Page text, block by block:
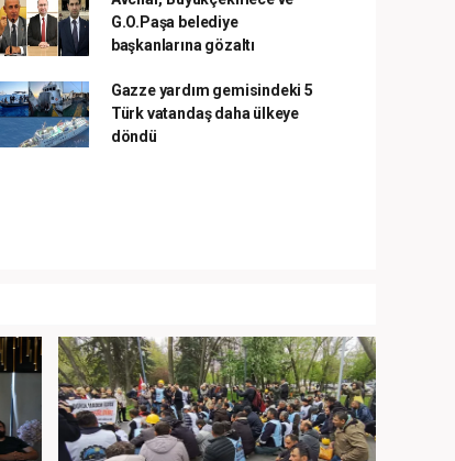
G.O.Paşa belediye
başkanlarına gözaltı
Gazze yardım gemisindeki 5
Türk vatandaş daha ülkeye
döndü